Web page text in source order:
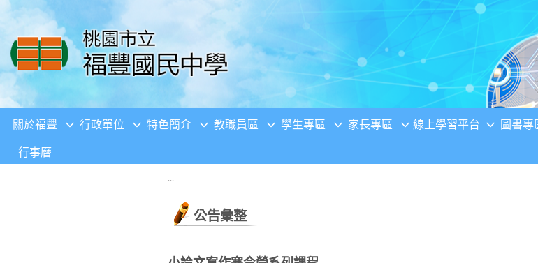
移至網頁之主要內容區位置
關於福豐 行政單位 特色簡介 教職員區 學生專區 家長專區 線上學習平台 圖書專
行事曆
:::
公告彙整